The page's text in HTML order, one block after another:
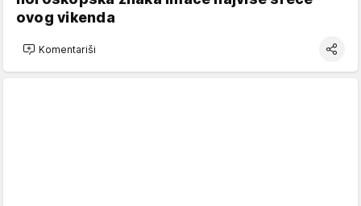
ovog vikenda
Komentariši